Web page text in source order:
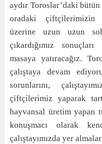
aydır Toroslar’daki
oradaki çiftçilerimizin
üzerine uzun uzun
çıkardığımız
masaya yatıracağız.
çalıştaya devam
sorunlarını,
çiftçilerimiz yaparak
hayvansal üretim
konuşmacı olarak
çalıştayımızda yer